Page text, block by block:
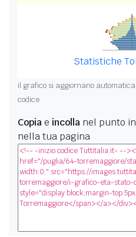
Statistiche
il grafico si aggiornano
codice
Copiae incolla nel punto
nella tua pagina